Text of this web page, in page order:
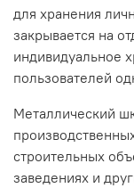
для хранения
закрывается на
индивидуальное
пользователей
Металлический
строительных
заведениях и